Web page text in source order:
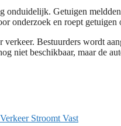
onduidelijk. Getuigen
onderzoek en roept getuigen
Bestuurders wordt
niet beschikbaar, maar de
Stroomt Vast